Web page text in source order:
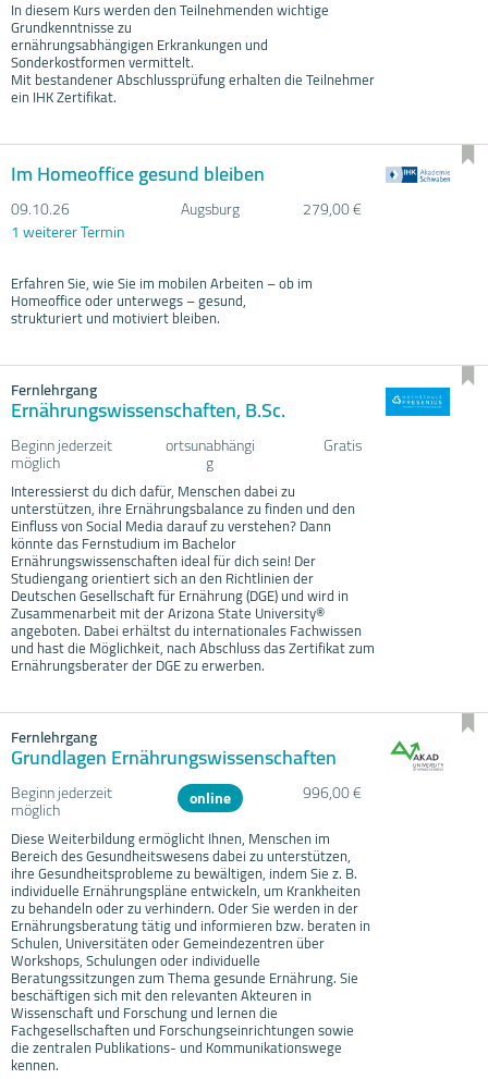
In diesem Kurs werden den Teilnehmenden wichtige
Grundkenntnisse zu
ernährungsabhängigen Erkrankungen und
Sonderkostformen vermittelt.
Mit bestandener Abschlussprüfung erhalten die Teilnehmer
ein IHK Zertifikat.
Im Homeoffice gesund bleiben
09.10.26 Augsburg
279,00 €
1 weiterer Termin
Erfahren Sie, wie Sie im mobilen Arbeiten – ob im
Homeoffice oder unterwegs – gesund,
strukturiert und motiviert bleiben.
Fernlehrgang
Ernährungswissenschaften, B.Sc.
Beginn jederzeit
möglich
ortsunabhängi
g
Gratis
Interessierst du dich dafür, Menschen dabei zu
unterstützen, ihre Ernährungsbalance zu finden und den
Einfluss von Social Media darauf zu verstehen? Dann
könnte das Fernstudium im Bachelor
Ernährungswissenschaften ideal für dich sein! Der
Studiengang orientiert sich an den Richtlinien der
Deutschen Gesellschaft für Ernährung (DGE) und wird in
Zusammenarbeit mit der Arizona State University®
angeboten. Dabei erhältst du internationales Fachwissen
und hast die Möglichkeit, nach Abschluss das Zertifikat zum
Ernährungsberater der DGE zu erwerben.
Fernlehrgang
Grundlagen Ernährungswissenschaften
Beginn jederzeit
möglich online 996,00 €
Diese Weiterbildung ermöglicht Ihnen, Menschen im
Bereich des Gesundheitswesens dabei zu unterstützen,
ihre Gesundheitsprobleme zu bewältigen, indem Sie z. B.
individuelle Ernährungspläne entwickeln, um Krankheiten
zu behandeln oder zu verhindern. Oder Sie werden in der
Ernährungsberatung tätig und informieren bzw. beraten in
Schulen, Universitäten oder Gemeindezentren über
Workshops, Schulungen oder individuelle
Beratungssitzungen zum Thema gesunde Ernährung. Sie
beschäftigen sich mit den relevanten Akteuren in
Wissenschaft und Forschung und lernen die
Fachgesellschaften und Forschungseinrichtungen sowie
die zentralen Publikations- und Kommunikationswege
kennen.